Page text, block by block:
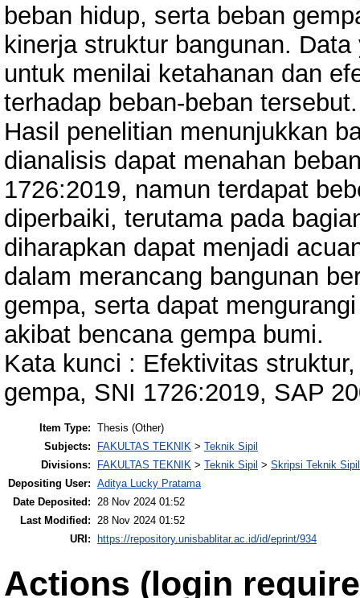
beban hidup, serta beban
kinerja struktur bangunan.
untuk menilai ketahanan dan
terhadap beban-beban tersebut.
Hasil penelitian menunjukkan
dianalisis dapat menahan
1726:2019, namun terdapat
diperbaiki, terutama pada
diharapkan dapat menjadi
dalam merancang bangunan
gempa, serta dapat
akibat bencana gempa bumi.
Kata kunci : Efektivitas
gempa, SNI 1726:2019, SAP
Item Type: Thesis (Other)
Subjects:
FAKULTAS TEKNIK > Teknik Sipil
Divisions:
FAKULTAS TEKNIK > Teknik Sipil > Skripsi Teknik Sipil
Depositing User: Aditya Lucky Pratama
Date Deposited:
28 Nov 2024 01:52
Last Modified:
28 Nov 2024 01:52
URI:
https://repository.unisbablitar.ac.id/id/eprint/934
Actions (login